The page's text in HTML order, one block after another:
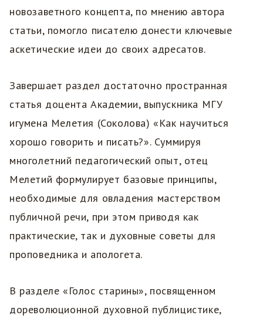
новозаветного концепта, по мнению автора
статьи, помогло писателю донести ключевые
аскетические идеи до своих адресатов.
Завершает раздел достаточно пространная
статья доцента Академии, выпускника МГУ
игумена Мелетия (Соколова) «Как научиться
хорошо говорить и писать?». Суммируя
многолетний педагогический опыт, отец
Мелетий формулирует базовые принципы,
необходимые для овладения мастерством
публичной речи, при этом приводя как
практические, так и духовные советы для
проповедника и апологета.
В разделе «Голос старины», посвященном
дореволюционной духовной публицистике,